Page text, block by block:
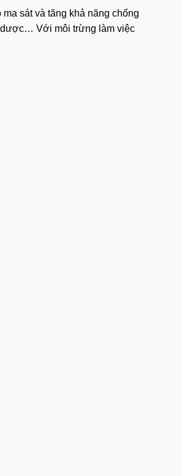
sát và tăng khả năng chống
dược… Với môi trừng làm việc